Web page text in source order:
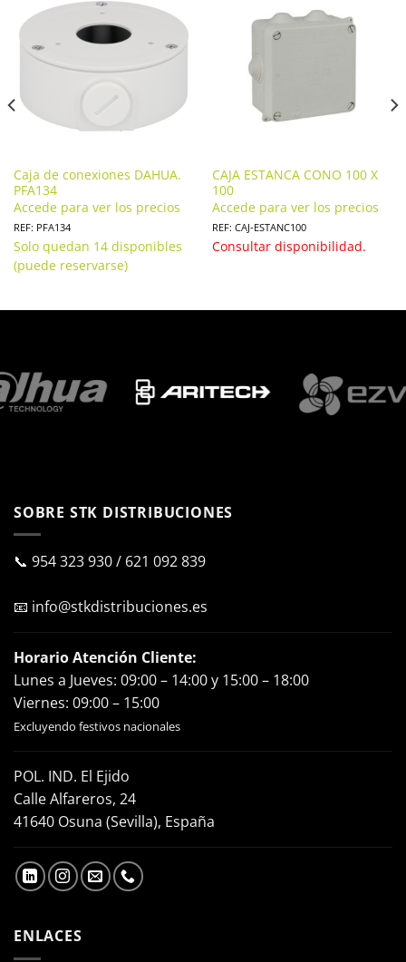
Caja de conexiones DAHUA.
PFA134
Accede para ver los precios
REF: PFA134
Solo quedan 14 disponibles
(puede reservarse)
CAJA ESTANCA CONO 100 X
100
Accede para ver los precios
REF: CAJ-ESTANC100
Consultar disponibilidad.
SOBRE STK DISTRIBUCIONES
📞 954 323 930/ 621 092 839
📧 info@stkdistribuciones.es
Horario Atención Cliente:
Lunes a Jueves: 09:00 – 14:00 y 15:00 – 18:00
Viernes: 09:00 – 15:00
Excluyendo festivos nacionales
POL. IND. El Ejido
Calle Alfareros, 24
41640 Osuna (Sevilla), España
ENLACES